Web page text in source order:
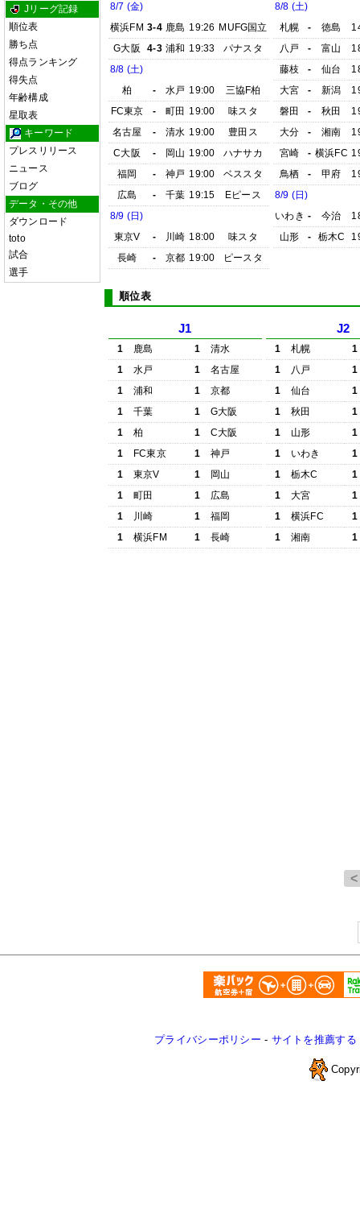
Jリーグ記録
順位表
勝ち点
得点ランキング
得失点
年齢構成
星取表
キーワード
プレスリリース
ニュース
ブログ
データ・その他
ダウンロード
toto
試合
選手
8/7 (金)
横浜FM 3-4 鹿島 19:26 MUFG国立
G大阪
4-3 浦和 19:33
パナスタ
8/8 (土)
柏
- 水戸 19:00
三協F柏
FC東京
- 町田 19:00
味スタ
名古屋
- 清水 19:00
豊田ス
C大阪
- 岡山 19:00
ハナサカ
福岡
- 神戸 19:00
ベススタ
広島
- 千葉 19:15
Eピース
8/9 (日)
東京V
- 川崎 18:00
味スタ
長崎
- 京都 19:00 ピースタ
8/8 (土)
札幌
- 徳島
八戸
- 富山
藤枝
- 仙台
大宮
- 新潟
磐田
- 秋田
大分
- 湘南
宮崎
- 横浜FC
鳥栖
- 甲府
8/9 (日)
いわき - 今治
山形
- 栃木C
順位表
J1
1 鹿島 1
清水
1
水戸 1
名古屋
1
浦和 1
京都
1
千葉 1
G大阪
1
柏 1
C大阪
1
FC東京 1
神戸
1
東京V 1
岡山
1
町田 1
広島
1
川崎 1
福岡
1
横浜FM 1 長崎
J2
1 札幌
1
1
八戸
1
1
仙台
1
1
秋田
1
1
山形
1
1
いわき
1
1
栃木C
1
1
大宮
1
1
横浜FC
1
1
湘南 1
プライバシーポリシー - サイトを推薦する